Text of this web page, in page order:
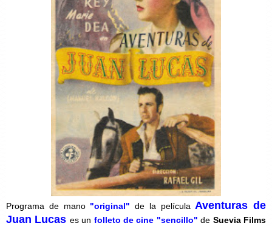
Programa de mano "original" de la película Aventuras de
Juan Lucas es un folleto de cine "sencillo" de Suevia Films